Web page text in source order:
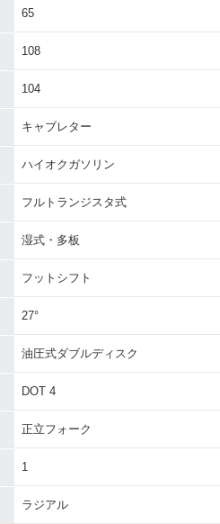
65
108
104
キャブレター
ハイオクガソリン
フルトランジスタ式
湿式・多板
フットシフト
27°
油圧式ダブルディスク
DOT 4
正立フォーク
1
ラジアル